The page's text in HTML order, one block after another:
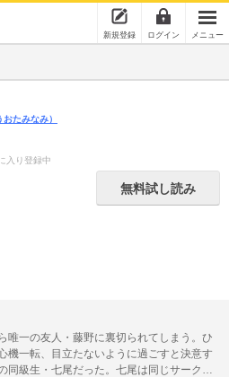
新規登録 ログイン メニュー
おたみなみ）
入り登録中
無料試し読み
唯一の友人・藤野に裏切られてしまう。ひ
機一転、目立たないように過ごすと決意す
級生・七尾だった。七尾は同じサークル